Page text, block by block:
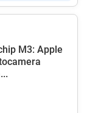
M3: Apple